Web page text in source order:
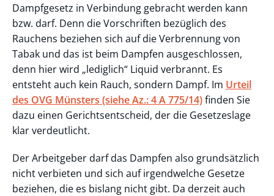
Dampfgesetz in Verbindung gebracht werden kann
bzw. darf. Denn die Vorschriften bezüglich des
Rauchens beziehen sich auf die Verbrennung von
Tabak und das ist beim Dampfen ausgeschlossen,
denn hier wird „lediglich“ Liquid verbrannt. Es
entsteht auch kein Rauch, sondern Dampf. Im Urteil
des OVG Münsters (siehe Az.: 4 A 775/14)finden Sie
dazu einen Gerichtsentscheid, der die Gesetzeslage
klar verdeutlicht.
Der Arbeitgeber darf das Dampfen also grundsätzlich
nicht verbieten und sich auf irgendwelche Gesetze
beziehen, die es bislang nicht gibt. Da derzeit auch